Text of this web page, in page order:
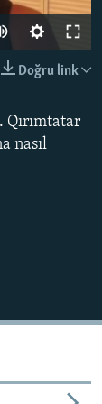
Doğru link
Qırımtatar
nasıl